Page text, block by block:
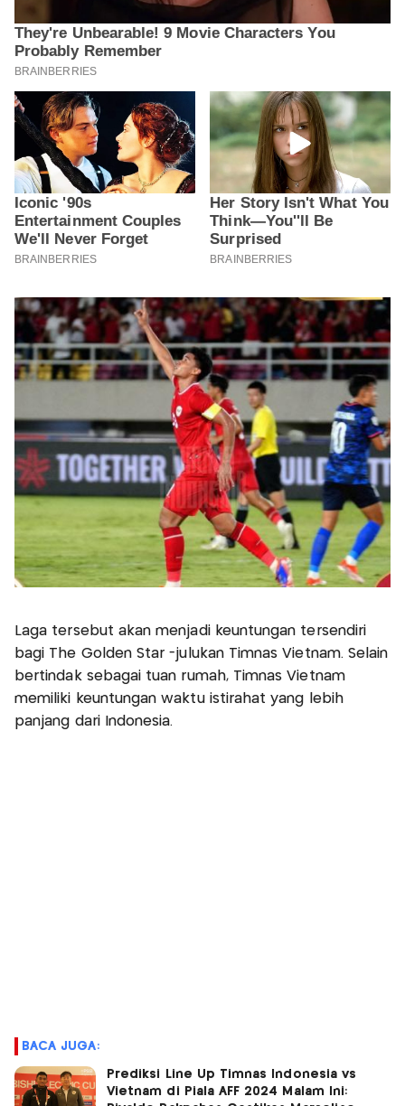
Laga tersebut akan menjadi keuntungan tersendiri
bagi The Golden Star -julukan Timnas Vietnam. Selain
bertindak sebagai tuan rumah, Timnas Vietnam
memiliki keuntungan waktu istirahat yang lebih
panjang dari Indonesia.
BACA JUGA:
Prediksi Line Up Timnas Indonesia vs
Vietnam di Piala AFF 2024 Malam Ini: